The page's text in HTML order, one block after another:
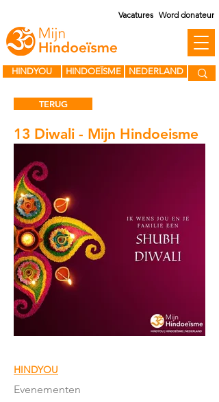
HINDOEÏSME
HINDYOU NEDERLAND
Vacatures Word donateur
TERUG
13 Diwali - Mijn Hindoeisme
HINDYOU
Evenementen